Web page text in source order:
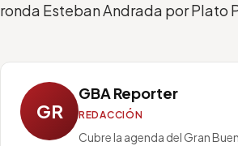
ronda Esteban Andrada por Plato
GR
GBA Reporter
REDACCIÓN
Cubre la agenda del Gran